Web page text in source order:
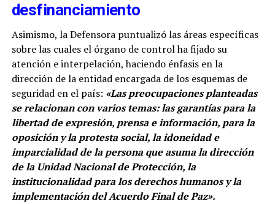
desfinanciamiento
Asimismo, la Defensora puntualizó las áreas específicas
sobre las cuales el órgano de control ha fijado su
atención e interpelación, haciendo énfasis en la
dirección de la entidad encargada de los esquemas de
seguridad en el país: «Las preocupaciones planteadas
se relacionan con varios temas: las garantías para la
libertad de expresión, prensa e información, para la
oposición y la protesta social, la idoneidad e
imparcialidad de la persona que asuma la dirección
de la Unidad Nacional de Protección, la
institucionalidad para los derechos humanos y la
implementación del Acuerdo Final de Paz».